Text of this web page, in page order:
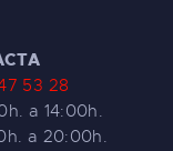
53 28
a 14:00h.
a 20:00h.